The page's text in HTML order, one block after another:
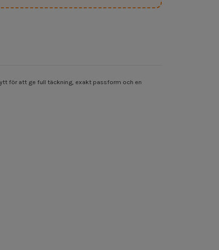
för att ge full täckning, exakt passform och en